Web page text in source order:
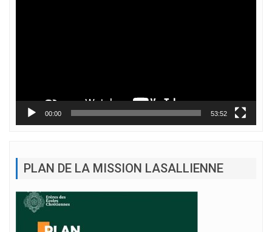
00:00 53:52
PLAN DE LA MISSION LASALLIENNE